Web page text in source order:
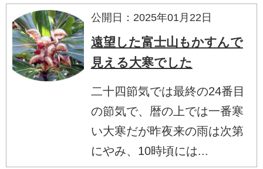
公開日：2025年01月22日
遠望した富士山もかすんで
見える大寒でした
二十四節気では最終の24番目
の節気で、暦の上では一番寒
い大寒だが昨夜来の雨は次第
にやみ、10時頃には...